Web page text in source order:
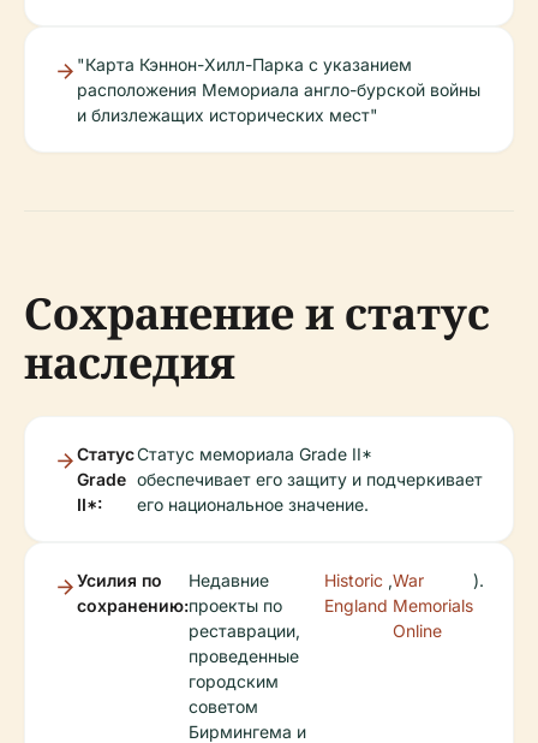
"Карта Кэннон-Хилл-Парка с указанием
расположения Мемориала англо-бурской войны
и близлежащих исторических мест"
Сохранение и статус
наследия
Статус
Grade
II*:
Статус мемориала Grade II*
обеспечивает его защиту и подчеркивает
его национальное значение.
Усилия по
сохранению:
Недавние
проекты по
реставрации,
проведенные
городским
советом
Бирмингема и
Historic
England
,War
Memorials
Online
).